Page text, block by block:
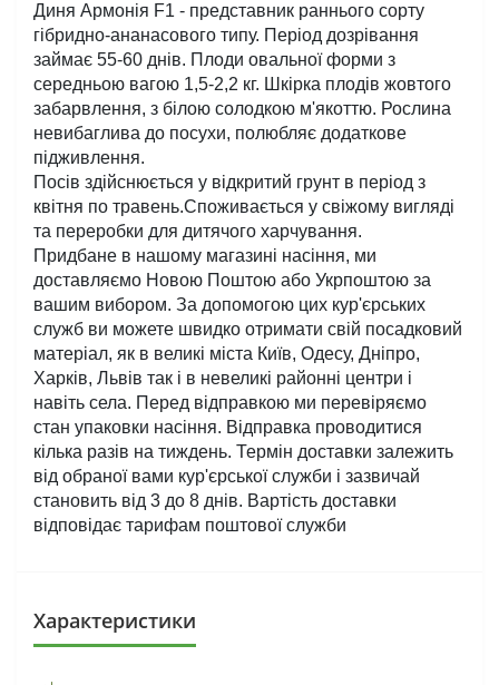
Диня Армонія F1 - представник раннього сорту
гібридно-ананасового типу. Період дозрівання
займає 55-60 днів. Плоди овальної форми з
середньою вагою 1,5-2,2 кг. Шкірка плодів жовтого
забарвлення, з білою солодкою м'якоттю. Рослина
невибаглива до посухи, полюбляє додаткове
підживлення.
Посів здійснюється у відкритий грунт в період з
квітня по травень.Споживається у свіжому вигляді
та переробки для дитячого харчування.
Придбане в нашому магазині насіння, ми
доставляємо Новою Поштою або Укрпоштою за
вашим вибором. За допомогою цих кур'єрських
служб ви можете швидко отримати свій посадковий
матеріал, як в великі міста Київ, Одесу, Дніпро,
Харків, Львів так і в невеликі районні центри і
навіть села. Перед відправкою ми перевіряємо
стан упаковки насіння. Відправка проводитися
кілька разів на тиждень. Термін доставки залежить
від обраної вами кур'єрської служби і зазвичай
становить від 3 до 8 днів. Вартість доставки
відповідає тарифам поштової служби
Характеристики